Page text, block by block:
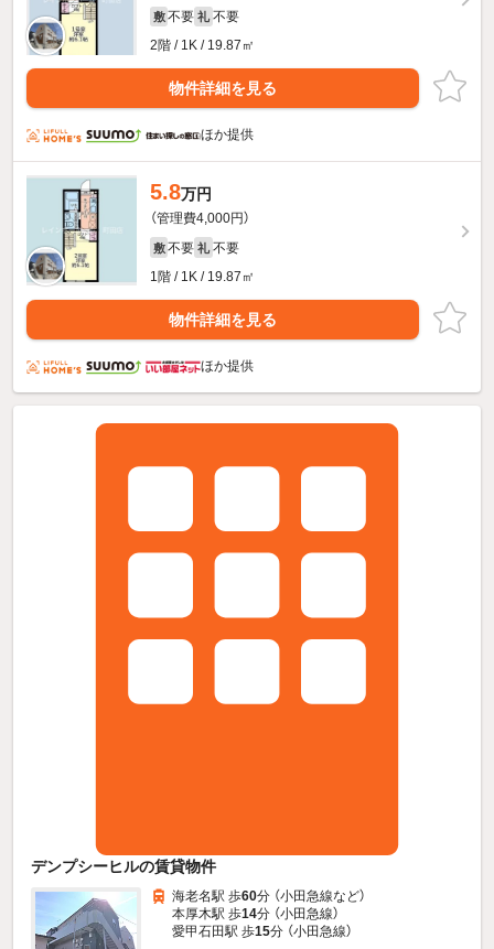
敷 不要 礼 不要
2階 / 1K / 19.87㎡
物件詳細を見る
ほか提供
5.8万円
（管理費4,000円）
敷 不要 礼 不要
1階 / 1K / 19.87㎡
物件詳細を見る
ほか提供
デンプシーヒルの賃貸物件
海老名駅 歩60分 （小田急線など）
本厚木駅 歩14分 （小田急線）
愛甲石田駅 歩15分 （小田急線）